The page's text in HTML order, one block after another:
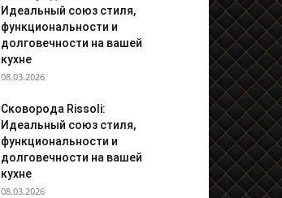
Идеальный союз стиля,
функциональности и
долговечности на вашей
кухне
08.03.2026
Сковорода Rissoli:
Идеальный союз стиля,
функциональности и
долговечности на вашей
кухне
08.03.2026